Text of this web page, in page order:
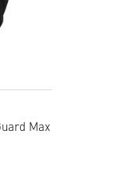
Max